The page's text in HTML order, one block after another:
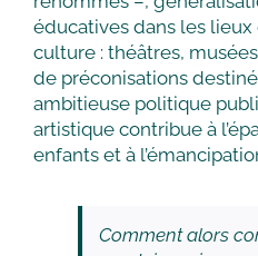
éducatives dans les
culture : théâtres,
de préconisations
ambitieuse politique
artistique contribue à
enfants et à
Comment alors